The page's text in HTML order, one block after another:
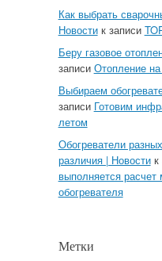
Как выбрать
Новостик записи
Беру газовое
записи Отопление
Выбираем
записи Готовим
летом
Обогреватели
различия | Новостик
выполняется
обогревателя
Метки